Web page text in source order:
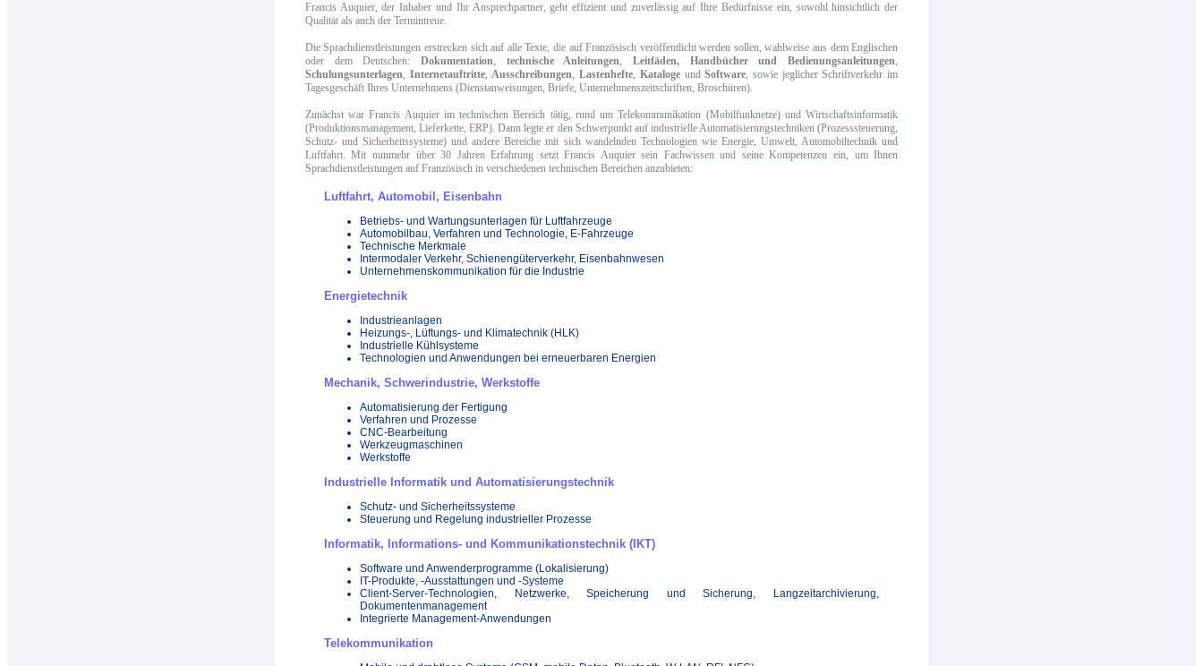
Francis Auquier, der Inhaber und Ihr Ansprechpartner, geht effizient und zuverlässig auf Ihre Bedürfnisse ein, sowohl hinsichtlich der
Qualität als auch der Termintreue.
Die Sprachdienstleistungen erstrecken sich auf alle Texte, die auf Französisch veröffentlicht werden sollen, wahlweise aus dem Englischen
oder dem Deutschen: Dokumentation, technische Anleitungen,Leitfäden, Handbücher und Bedienungsanleitungen,
Schulungsunterlagen, Internetauftritte,Ausschreibungen,Lastenhefte, KatalogeundSoftware, sowie jeglicher Schriftverkehr im
Tagesgeschäft Ihres Unternehmens (Dienstanweisungen, Briefe, Unternehmenszeitschriften, Broschüren).
Zunächst war Francis Auquier im technischen Bereich tätig, rund um Telekommunikation (Mobilfunknetze) und Wirtschaftsinformatik
(Produktionsmanagement, Lieferkette, ERP). Dann legte er den Schwerpunkt auf industrielle Automatisierungstechniken (Prozesssteuerung,
Schutz- und Sicherheitssysteme) und andere Bereiche mit sich wandelnden Technologien wie Energie, Umwelt, Automobiltechnik und
Luftfahrt. Mit nunmehr über 30 Jahren Erfahrung setzt Francis Auquier sein Fachwissen und seine Kompetenzen ein, um Ihnen
Sprachdienstleistungen auf Französisch in verschiedenen technischen Bereichen anzubieten:
Luftfahrt, Automobil, Eisenbahn
Betriebs- und Wartungsunterlagen für Luftfahrzeuge
Automobilbau, Verfahren und Technologie, E-Fahrzeuge
Technische Merkmale
Intermodaler Verkehr, Schienengüterverkehr, Eisenbahnwesen
Unternehmenskommunikation für die Industrie
Energietechnik
Industrieanlagen
Heizungs-, Lüftungs- und Klimatechnik (HLK)
Industrielle Kühlsysteme
Technologien und Anwendungen bei erneuerbaren Energien
Mechanik, Schwerindustrie, Werkstoffe
Automatisierung der Fertigung
Verfahren und Prozesse
CNC-Bearbeitung
Werkzeugmaschinen
Werkstoffe
Industrielle Informatik und Automatisierungstechnik
Schutz- und Sicherheitssysteme
Steuerung und Regelung industrieller Prozesse
Informatik, Informations- und Kommunikationstechnik (IKT)
Software und Anwenderprogramme (Lokalisierung)
IT-Produkte, -Ausstattungen und -Systeme
Client-Server-Technologien, Netzwerke, Speicherung und Sicherung, Langzeitarchivierung,
Dokumentenmanagement
Integrierte Management-Anwendungen
Telekommunikation